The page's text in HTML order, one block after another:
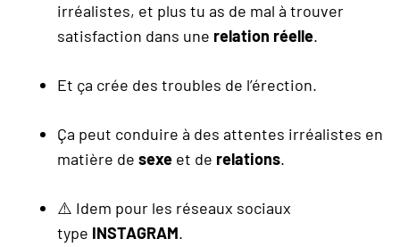
irréalistes, et plus tu as de mal à trouver
satisfaction dans une relation réelle.
Et ça crée des troubles de l’érection.
Ça peut conduire à des attentes irréalistes en
matière de sexe et de relations.
⚠️ Idem pour les réseaux sociaux
type INSTAGRAM.